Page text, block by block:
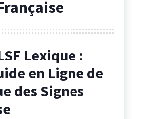
Lexique :
en Ligne de
des Signes